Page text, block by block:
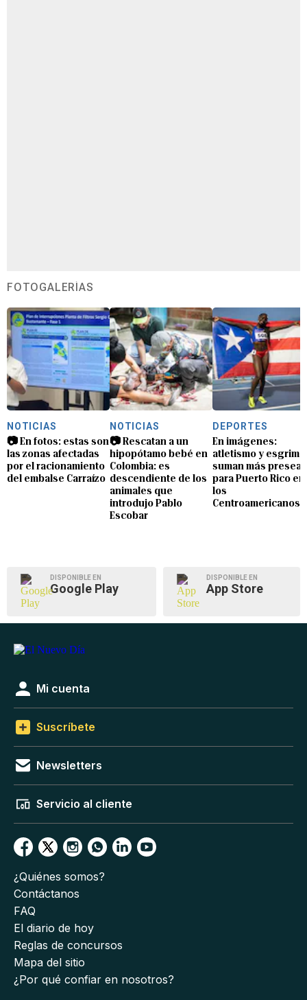
FOTOGALERÍAS
NOTICIAS
📷 En fotos: estas son
las zonas afectadas
por el racionamiento
del embalse Carraízo
NOTICIAS
📷 Rescatan a un
hipopótamo bebé en
Colombia: es
descendiente de los
animales que
introdujo Pablo
Escobar
DEPORTES
En imágenes:
atletismo y esgrima
suman más preseas
para Puerto Rico en
los
Centroamericanos
DISPONIBLE EN
Google Play
DISPONIBLE EN
App Store
Mi cuenta
Suscríbete
Newsletters
Servicio al cliente
¿Quiénes somos?
Contáctanos
FAQ
El diario de hoy
Reglas de concursos
Mapa del sitio
¿Por qué confiar en nosotros?